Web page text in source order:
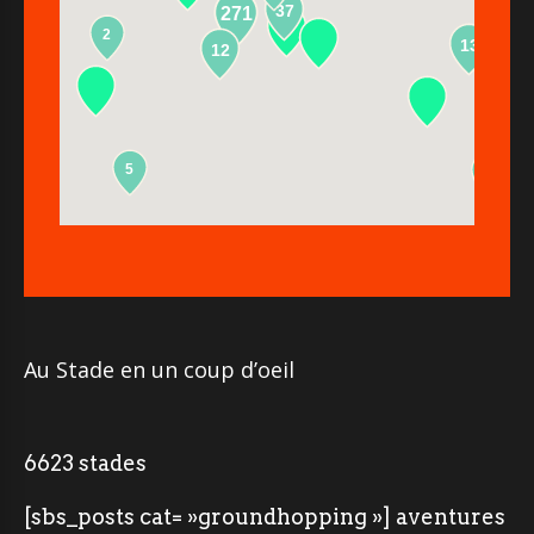
271
13
37
2
5
12
Au Stade en un coup d’oeil
6623 stades
[sbs_posts cat= »groundhopping »] aventures